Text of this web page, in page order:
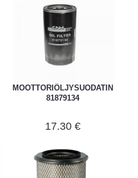
MOOTTORIÖLJYSUODATIN
81879134
17.30 €